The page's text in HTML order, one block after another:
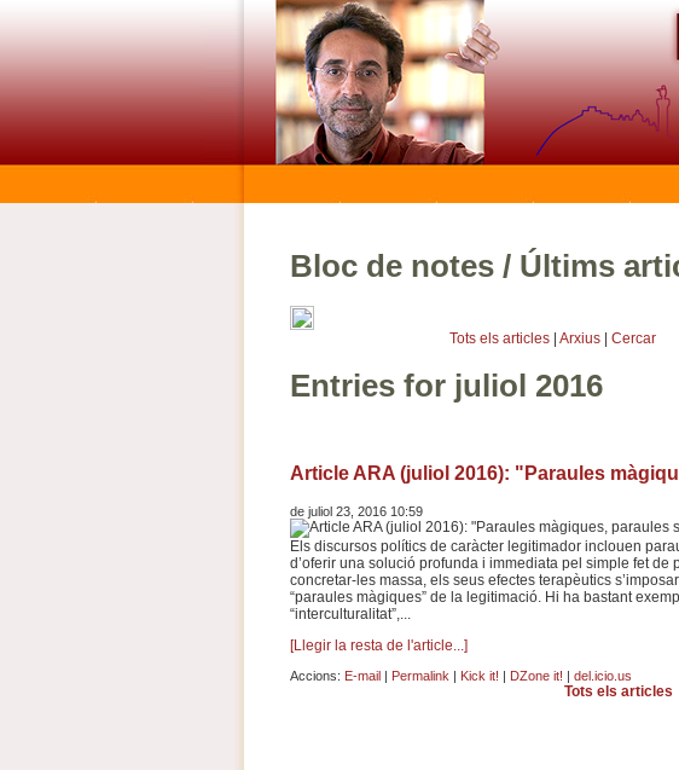
Bloc de notes / Últims
Tots els articles Arxius Cercar
Entries for juliol 2016
Article ARA (juliol 2016): "Paraules
de juliol 23, 2016 10:59
Els discursos polítics de caràcter legitimador inclouen
d’oferir una solució profunda i immediata pel simple fet
concretar-les massa, els seus efectes terapèutics
“paraules màgiques” de la legitimació. Hi ha bastant
“interculturalitat”,...
[Llegir la resta de l'article...]
Accions: E-mail| Permalink | Kick it! | DZone it! | del.icio.us
Tots els articles